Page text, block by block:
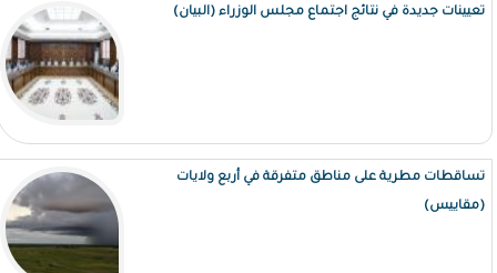
تعيينات جديدة في نتائج اجتماع مجلس الوزراء (البيان)
تساقطات مطرية على مناطق متفرقة في أربع ولايات
(مقاييس)